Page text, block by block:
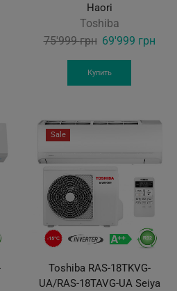
Haori
Toshiba
75'999грн Original
price
was:
75'999 грн.
69'999 грн
Купить
Sale
Toshiba RAS-18TKVG-
UA/RAS-18TAVG-UA Seiya